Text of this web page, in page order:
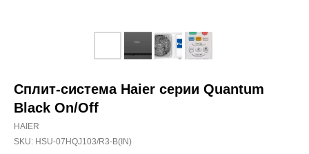
Cплит-система Haier серии Quantum
Black On/Off
HAIER
SKU: HSU-07HQJ103/R3-B(IN)